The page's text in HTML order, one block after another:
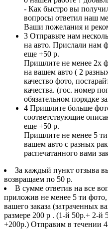
- Как быстро вы
вопросы ответил наш
Ваши пожелания и
3 Отправьте нам
на авто. Прислали нам
еще +50 р.
Пришлите не менее 2х
на вашем авто ( 2
качество фото,
качества. (гос. номер
обязательном порядке
4 Пришлите больше
соответствующие
еще +50 р.
Пришлите не менее 5 ти
вашем авто с разных
распечатанного вами
За каждый пункт отзыва
возвращаем по 50 р.
В сумме ответив на все
приложив не менее 5 ти
вашего заказа (затраченных
размере 200 р . (1-й 50р.+ 2-й
+200р.) Отправим в течении